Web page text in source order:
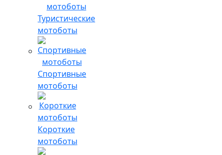
Туристические
мотоботы
Спортивные
мотоботы
Короткие
мотоботы